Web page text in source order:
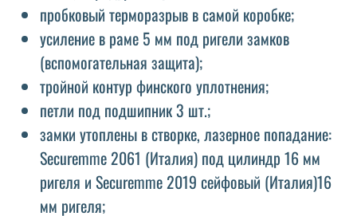
пробковый терморазрыв в самой коробке;
усиление в раме 5 мм под ригели замков
(вспомогательная защита);
тройной контур финского уплотнения;
петли под подшипник 3 шт.;
замки утоплены в створке, лазерное попадание:
Securemme 2061 (Италия) под цилиндр 16 мм
ригеля и Securemme 2019 сейфовый (Италия)16
мм ригеля;